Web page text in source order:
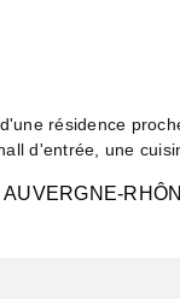
résidence
d'entrée, une
AUVERGNE-